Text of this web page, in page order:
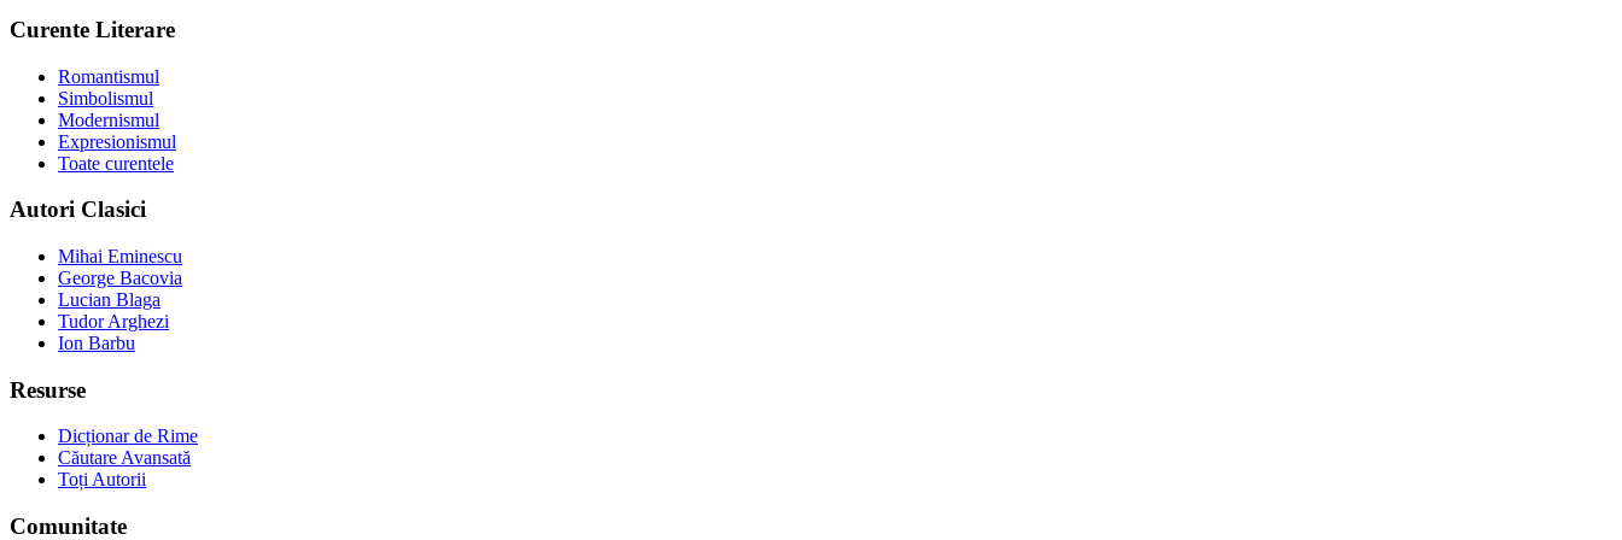
Curente Literare
Romantismul
Simbolismul
Modernismul
Expresionismul
Toate curentele
Autori Clasici
Mihai Eminescu
George Bacovia
Lucian Blaga
Tudor Arghezi
Ion Barbu
Resurse
Dicționar de Rime
Căutare Avansată
Toți Autorii
Comunitate